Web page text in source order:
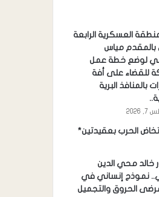
العسكرية الرابعة
بالمقدم مياس
لوضع خطة عمل
للقضاء على أفة
بالمنافذ البرية
2026
تخاض الحرب بعقيدتين*
خالد محي الدين
نموذج إنساني في
الحروق والتجميل